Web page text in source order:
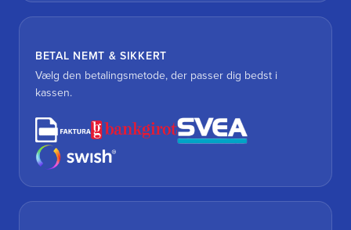
BETAL NEMT & SIKKERT
Vælg den betalingsmetode, der passer dig bedst i
kassen.